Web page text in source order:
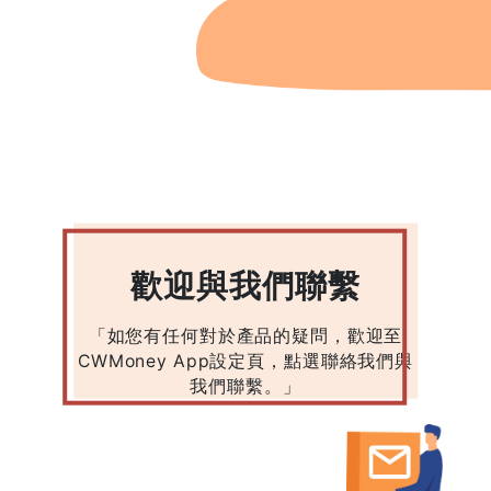
歡迎與我們聯繫
「如您有任何對於產品的疑問，歡迎至
CWMoney App設定頁，點選聯絡我們與
我們聯繫。」